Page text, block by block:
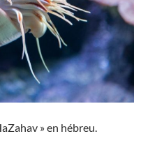
» en hébreu.